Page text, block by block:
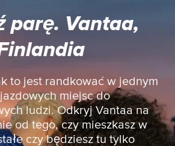
e
r
t
o
n
a
g
ł
ó
parę. Vantaa,
to jest randkować w jednym
miejsc do
ludzi. Odkryj Vantaa na
od tego, czy mieszkasz w
czy będziesz tu tylko